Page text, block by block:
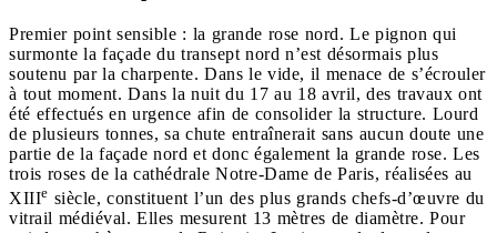
Premier point sensible : la grande rose nord. Le pignon qui
surmonte la façade du transept nord n’est désormais plus
soutenu par la charpente. Dans le vide, il menace de s’écrouler
à tout moment. Dans la nuit du 17 au 18 avril, des travaux ont
été effectués en urgence afin de consolider la structure. Lourd
de plusieurs tonnes, sa chute entraînerait sans aucun doute une
partie de la façade nord et donc également la grande rose. Les
trois roses de la cathédrale Notre-Dame de Paris, réalisées au
XIIIe siècle, constituent l’un des plus grands chefs-d’œuvre du
vitrail médiéval. Elles mesurent 13 mètres de diamètre. Pour